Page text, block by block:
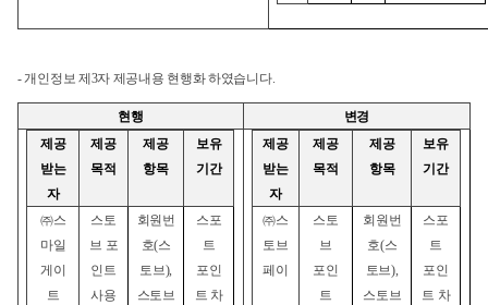
-개인정보 제3자 제공내용 현행화 하였습니다.
현행
변경
제공
받는
자
제공
목적
제공
항목
보유
기간
㈜스
마일
게이
트
스토
브 포
인트
사용
회원번
호(스
토브),
스토브
스포
트
포인
트 차
제공
받는
자
제공
목적
제공
항목
보유
기간
㈜스
토브
페이
스토
브
포인
트
회원번
호(스
토브),
스토브
스포
트
포인
트 차